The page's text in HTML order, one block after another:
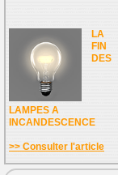
LA
FIN
DES
LAMPES A
INCANDESCENCE
>> Consulter l'article